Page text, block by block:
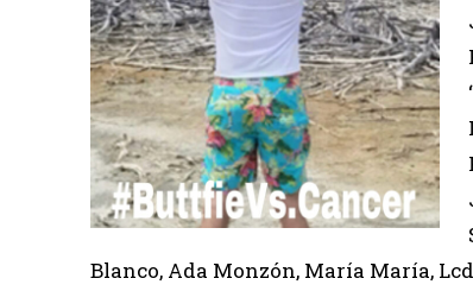
Blanco, Ada Monzón, María María,